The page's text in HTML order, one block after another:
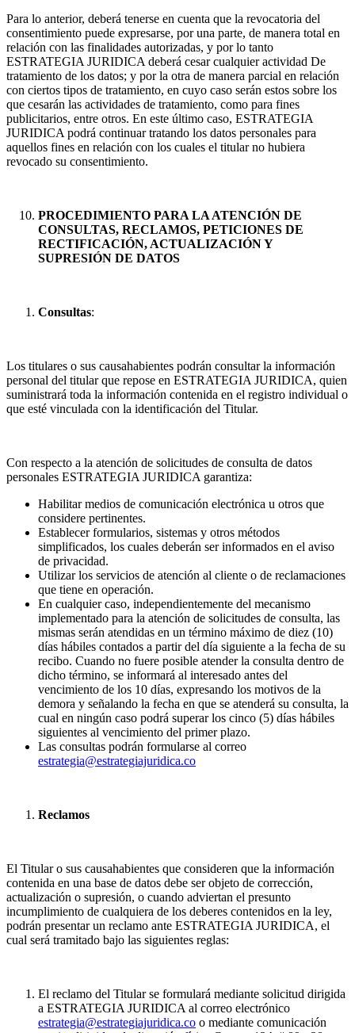
Para lo anterior, deberá tenerse en cuenta que la revocatoria del
consentimiento puede expresarse, por una parte, de manera total en
relación con las finalidades autorizadas, y por lo tanto
ESTRATEGIA JURIDICA deberá cesar cualquier actividad De
tratamiento de los datos; y por la otra de manera parcial en relación
con ciertos tipos de tratamiento, en cuyo caso serán estos sobre los
que cesarán las actividades de tratamiento, como para fines
publicitarios, entre otros. En este último caso, ESTRATEGIA
JURIDICA podrá continuar tratando los datos personales para
aquellos fines en relación con los cuales el titular no hubiera
revocado su consentimiento.
PROCEDIMIENTO PARA LA ATENCIÓN DE
CONSULTAS, RECLAMOS, PETICIONES DE
RECTIFICACIÓN, ACTUALIZACIÓN Y
SUPRESIÓN DE DATOS
Consultas:
Los titulares o sus causahabientes podrán consultar la información
personal del titular que repose en ESTRATEGIA JURIDICA, quien
suministrará toda la información contenida en el registro individual o
que esté vinculada con la identificación del Titular.
Con respecto a la atención de solicitudes de consulta de datos
personales ESTRATEGIA JURIDICA garantiza:
Habilitar medios de comunicación electrónica u otros que
considere pertinentes.
Establecer formularios, sistemas y otros métodos
simplificados, los cuales deberán ser informados en el aviso
de privacidad.
Utilizar los servicios de atención al cliente o de reclamaciones
que tiene en operación.
En cualquier caso, independientemente del mecanismo
implementado para la atención de solicitudes de consulta, las
mismas serán atendidas en un término máximo de diez (10)
días hábiles contados a partir del día siguiente a la fecha de su
recibo. Cuando no fuere posible atender la consulta dentro de
dicho término, se informará al interesado antes del
vencimiento de los 10 días, expresando los motivos de la
demora y señalando la fecha en que se atenderá su consulta, la
cual en ningún caso podrá superar los cinco (5) días hábiles
siguientes al vencimiento del primer plazo.
Las consultas podrán formularse al correo
estrategia@estrategiajuridica.co
Reclamos
El Titular o sus causahabientes que consideren que la información
contenida en una base de datos debe ser objeto de corrección,
actualización o supresión, o cuando adviertan el presunto
incumplimiento de cualquiera de los deberes contenidos en la ley,
podrán presentar un reclamo ante ESTRATEGIA JURIDICA, el
cual será tramitado bajo las siguientes reglas:
El reclamo del Titular se formulará mediante solicitud dirigida
a ESTRATEGIA JURIDICA al correo electrónico
estrategia@estrategiajuridica.co o mediante comunicación